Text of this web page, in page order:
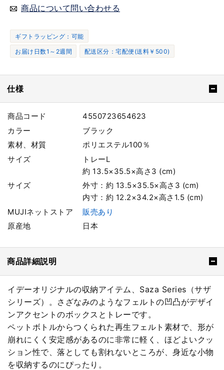
商品について問い合わせる
ギフトラッピング：可能
お届け日数1～2週間
配送区分：宅配便(送料￥500)
仕様
商品コード
4550723654623
カラー
ブラック
素材、材質
ポリエステル100％
サイズ
トレーL
約 13.5×35.5×高さ3 (cm)
サイズ
外寸：約 13.5×35.5×高さ3 (cm)
内寸：約 12.2×34.2×高さ1.5 (cm)
MUJIネットストア
販売あり
原産地
日本
商品詳細説明
イデーオリジナルの収納アイテム、Saza Series（サザ
シリーズ）。さざなみのようなフェルトの凹凸がデザイ
ンアクセントのボックスとトレーです。
ペットボトルからつくられた再生フェルト素材で、形が
崩れにくく安定感があるのに非常に軽く、ほどよいクッ
ション性で、落としても割れないところが、身近な小物
を収納するのにぴったり。